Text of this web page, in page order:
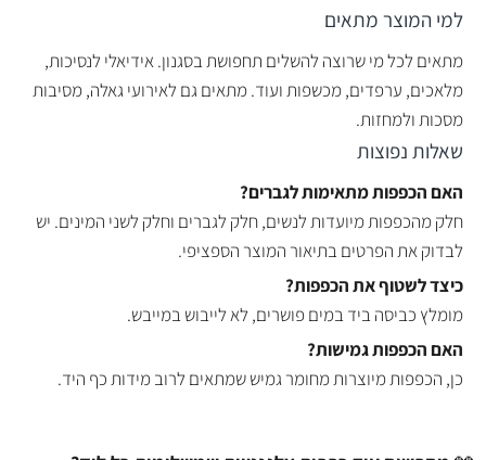
למי המוצר מתאים
מתאים לכל מי שרוצה להשלים תחפושת בסגנון. אידיאלי לנסיכות,
מלאכים, ערפדים, מכשפות ועוד. מתאים גם לאירועי גאלה, מסיבות
מסכות ולמחזות.
שאלות נפוצות
האם הכפפות מתאימות לגברים?
חלק מהכפפות מיועדות לנשים, חלק לגברים וחלק לשני המינים. יש
לבדוק את הפרטים בתיאור המוצר הספציפי.
כיצד לשטוף את הכפפות?
מומלץ כביסה ביד במים פושרים, לא לייבוש במייבש.
האם הכפפות גמישות?
כן, הכפפות מיוצרות מחומר גמיש שמתאים לרוב מידות כף היד.